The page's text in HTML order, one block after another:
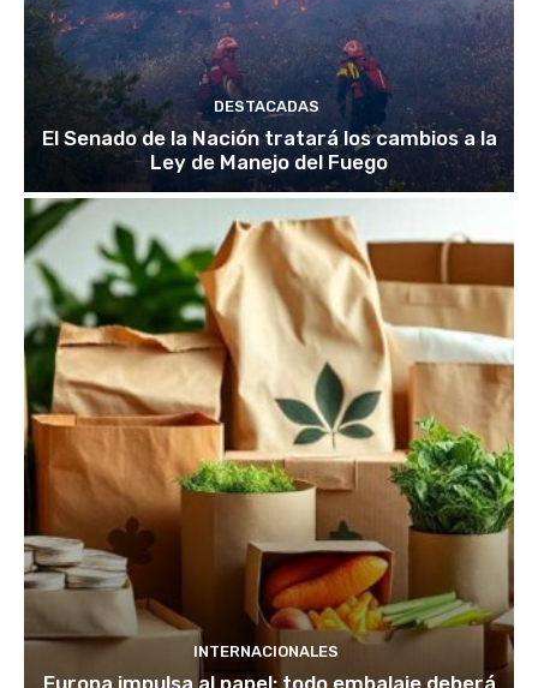
DESTACADAS
El Senado de la Nación tratará los cambios a la
Ley de Manejo del Fuego
INTERNACIONALES
Europa impulsa al papel: todo embalaje deberá